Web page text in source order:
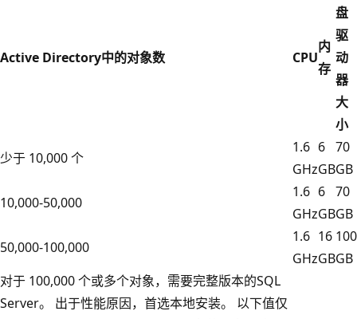
Active Directory中的对象数 CPU
内
存
盘
驱
动
器
大
小
少于 10,000 个
1.6
GHz
6
GB
70
GB
10,000-50,000
1.6
GHz
6
GB
70
GB
50,000-100,000
1.6
GHz
16
GB
100
GB
对于 100,000 个或多个对象，需要完整版本的SQL
Server。 出于性能原因，首选本地安装。 以下值仅